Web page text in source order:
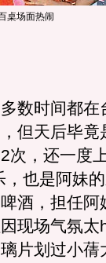
桌场面热闹
时间都在
但天后毕竟
次，还一度
也是阿妹
酒，担任阿
现场气氛太
片划过小蒨